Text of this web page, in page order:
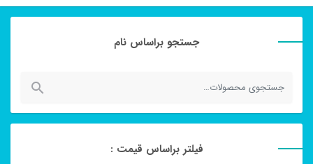
جستجو براساس نام
جستجو
فیلتر براساس قیمت :